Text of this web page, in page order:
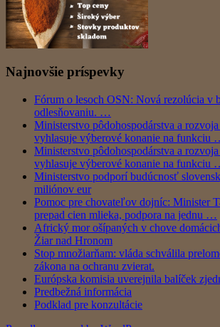
Najnovšie príspevky
Fórum o lesoch OSN: Nová rezolúcia v
odlesňovaniu. …
Ministerstvo pôdohospodárstva a
vyhlasuje výberové konanie na funkciu
Ministerstvo pôdohospodárstva a
vyhlasuje výberové konanie na funkciu
Ministerstvo podporí budúcnosť
miliónov eur
Pomoc pre chovateľov dojníc: Minister
prepad cien mlieka, podpora na jednu …
Africký mor ošípaných v chove
Žiar nad Hronom
Stop množiarňam: vláda schválila
zákona na ochranu zvierat.
Európska komisia uverejnila balíček
Predbežná informácia
Podklad pre konzultácie